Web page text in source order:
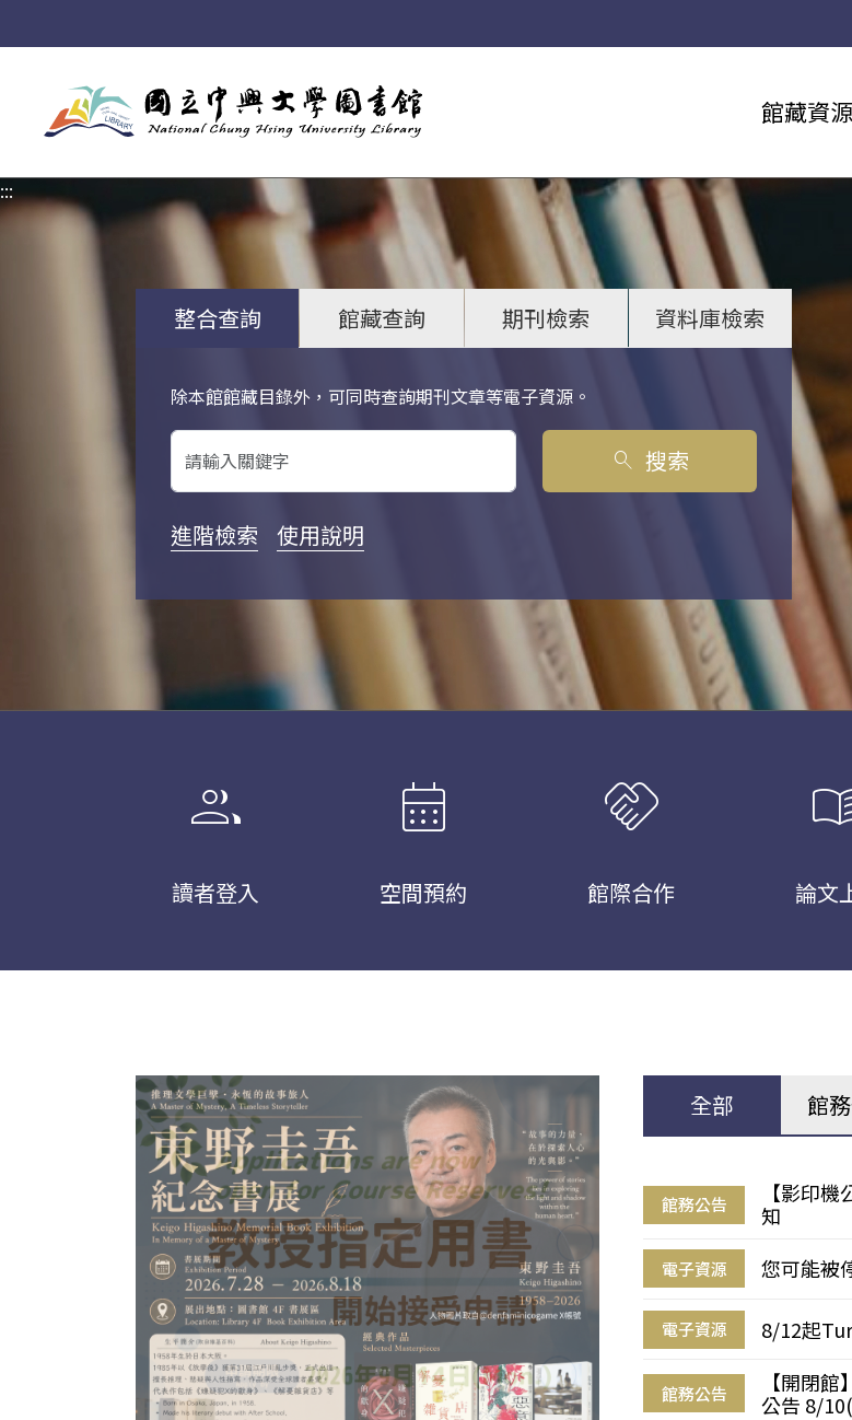
館藏資源
:::
整合查詢 館藏查詢 期刊檢索 資料庫檢索
除本館館藏目錄外，可同時查詢期刊文章等電子資源。
關鍵字搜尋
search 搜索
進階檢索 使用說明
group
讀者登入
calendar_month
空間預約
handshake
館際合作 論文
全部 館
館務公告
【影印
知
電子資源 您可能被
電子資源 8/12起
館務公告
【開閉
公告 8/